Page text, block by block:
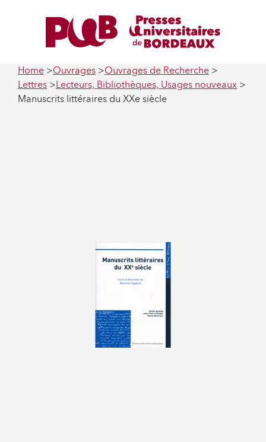
Home Ouvrages
Ouvrages de Recherche
Lettres
Lecteurs, Bibliothèques, Usages nouveaux
Manuscrits littéraires du XXe siècle